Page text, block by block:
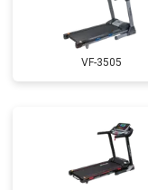
VF-3505